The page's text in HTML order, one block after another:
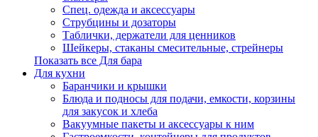
Спец. одежда и аксессуары
Струбцины и дозаторы
Таблички, держатели для ценников
Шейкеры, стаканы смесительные, стрейнеры
Показать все Для бара
Для кухни
Баранчики и крышки
Блюда и подносы для подачи, емкости, корзины
для закусок и хлеба
Вакуумные пакеты и аксессуары к ним